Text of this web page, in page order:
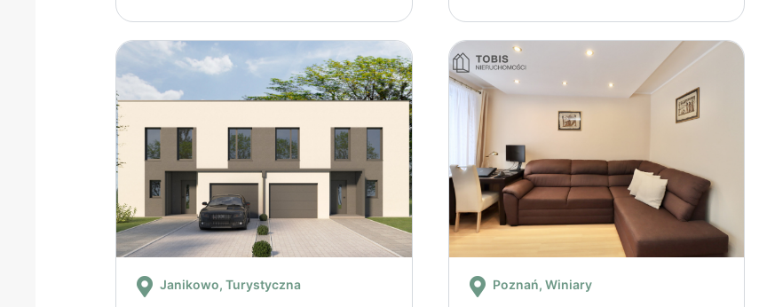
Janikowo, Turystyczna Poznań, Winiary